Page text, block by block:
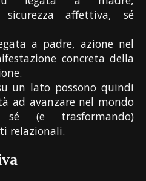
sicurezza affettiva, sé
a padre, azione nel
concreta della
un lato possono quindi
ad avanzare nel mondo
(e trasformando)
relazionali.